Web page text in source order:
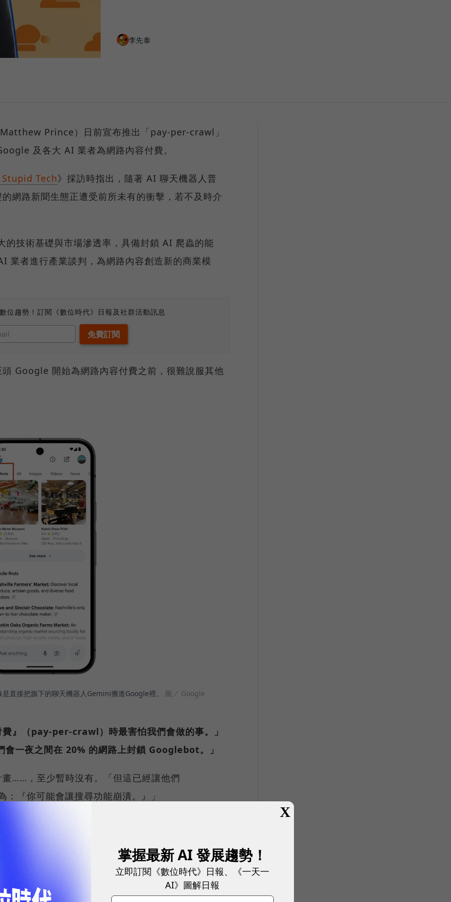
李先泰
Prince）日前宣布推出「pay-per-crawl」
及各大 AI 業者為網路內容付費。
Stupid Tech》採訪時指出，隨著 AI 聊天機器人普
網路新聞生態正遭受前所未有的衝擊，若不及時介
技術基礎與市場滲透率，具備封鎖 AI 爬蟲的能
業者進行產業談判，為網路內容創造新的商業模
位趨勢！訂閱《數位時代》日報及社群活動訊息
Google 開始為網路內容付費之前，很難說服其他
直接把旗下的聊天機器人Gemini搬進Google裡。 圖／ Google
』（pay-per-crawl）時最害怕我們會做的事。」
會一夜之間在 20% 的網路上封鎖 Googlebot。」
……，至少暫時沒有。「但這已經讓他們
『你可能會讓搜尋功能崩潰。』」
出，在過去的 25 年中，Google 一直是網路最大的
供了一張『藏寶圖』，讓使用者點擊連結瀏覽網
商訂閱生態系統，為獨立網站提供了資金。」
X
掌握最新 AI 發展趨勢！
立即訂閱《數位時代》日報、《一天一
AI》圖解日報